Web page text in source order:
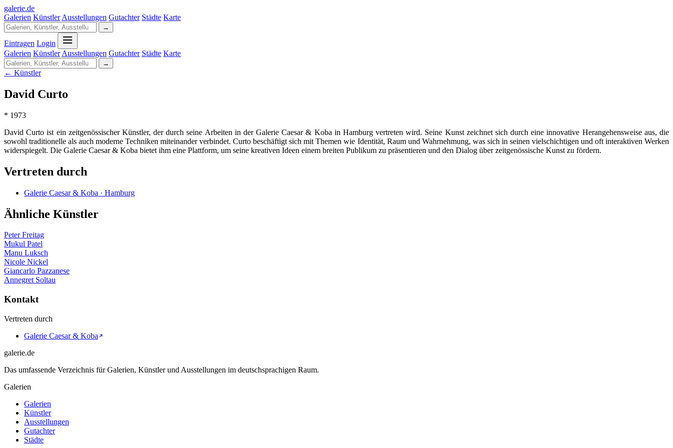
galerie.de
Galerien Künstler Ausstellungen Gutachter Städte Karte
→
Eintragen Login
Galerien Künstler Ausstellungen Gutachter Städte Karte
→
← Künstler
David Curto
* 1973
David Curto ist ein zeitgenössischer Künstler, der durch seine Arbeiten in der Galerie Caesar & Koba in Hamburg vertreten wird. Seine Kunst zeichnet sich durch eine innovative Herangehensweise aus, die
sowohl traditionelle als auch moderne Techniken miteinander verbindet. Curto beschäftigt sich mit Themen wie Identität, Raum und Wahrnehmung, was sich in seinen vielschichtigen und oft interaktiven Werken
widerspiegelt. Die Galerie Caesar & Koba bietet ihm eine Plattform, um seine kreativen Ideen einem breiten Publikum zu präsentieren und den Dialog über zeitgenössische Kunst zu fördern.
Vertreten durch
Galerie Caesar & Koba · Hamburg
Ähnliche Künstler
Peter Freitag
Mukul Patel
Manu Luksch
Nicole Nickel
Giancarlo Pazzanese
Annegret Soltau
Kontakt
Vertreten durch
Galerie Caesar & Koba
galerie.de
Das umfassende Verzeichnis für Galerien, Künstler und Ausstellungen im deutschsprachigen Raum.
Galerien
Galerien
Künstler
Ausstellungen
Gutachter
Städte